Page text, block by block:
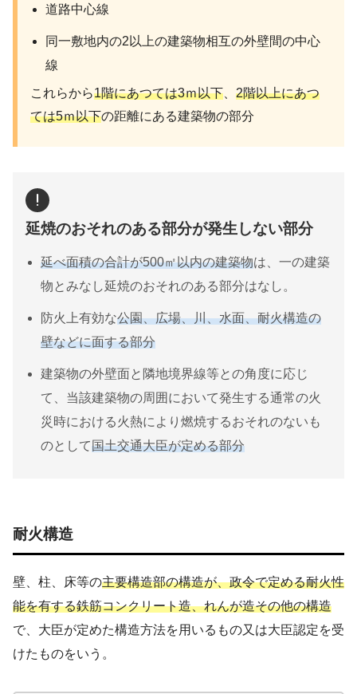
道路中心線
同一敷地内の2以上の建築物相互の外壁間の中心
線
これらから1階にあつては3ｍ以下
2階以上にあつ
ては5ｍ以下の距離にある建築物の部分
延焼のおそれのある部分が発生しない部分
延べ面積の合計が500㎡以内の建築物は、一の建築
物とみなし延焼のおそれのある部分はなし。
防火上有効な公園、広場、川、水面、耐火構造の
壁などに面する部分
建築物の外壁面と隣地境界線等との角度に応じ
て、当該建築物の周囲において発生する通常の火
災時における火熱により燃焼するおそれのないも
のとして国土交通大臣が定める部分
耐火構造
壁、柱、床等の主要構造部の構造が、政令で定める耐火性
能を有する鉄筋コンクリート造、れんが造その他の構造
で、大臣が定めた構造方法を用いるもの又は大臣認定を受
けたものをいう。